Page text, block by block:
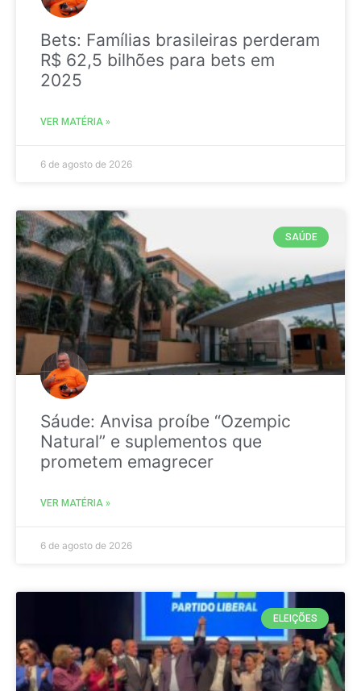
Bets: Famílias brasileiras perderam
R$ 62,5 bilhões para bets em
2025
VER MATÉRIA »
6 de agosto de 2026
SAÚDE
Sáude: Anvisa proíbe “Ozempic
Natural” e suplementos que
prometem emagrecer
VER MATÉRIA »
6 de agosto de 2026
ELEIÇÕES